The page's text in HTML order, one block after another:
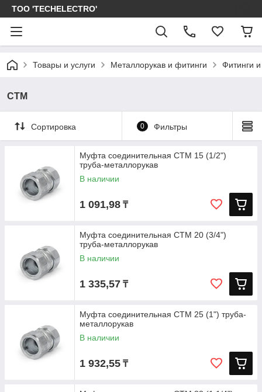
ТОО 'TECHELECTRO'
Товары и услуги Металлорукав и фитинги Фитинги
СТМ
Сортировка 0 Фильтры
Муфта соединительная СТМ 15 (1/2")
труба-металлорукав
В наличии
1 091,98 ₸
Муфта соединительная СТМ 20 (3/4")
труба-металлорукав
В наличии
1 335,57 ₸
Муфта соединительная СТМ 25 (1") труба-
металлорукав
В наличии
1 932,55 ₸